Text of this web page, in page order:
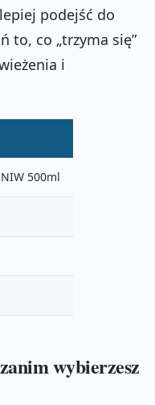
podejść do
to, co „trzyma się”
i
500ml
wybierzesz